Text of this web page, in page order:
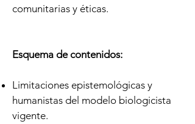
comunitarias y éticas.
Esquema de contenidos:
Limitaciones epistemológicas y
humanistas del modelo biologicista
vigente.